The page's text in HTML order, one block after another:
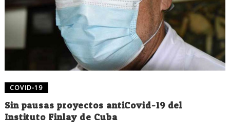
COVID-19
Sin pausas proyectos antiCovid-19 del
Instituto Finlay de Cuba